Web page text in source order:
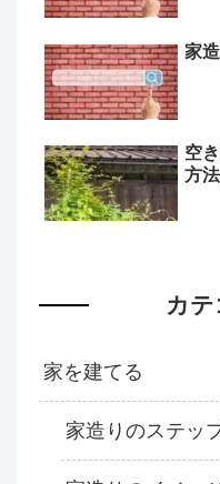
家
空
方
カ
家を建てる
家造りのステッ